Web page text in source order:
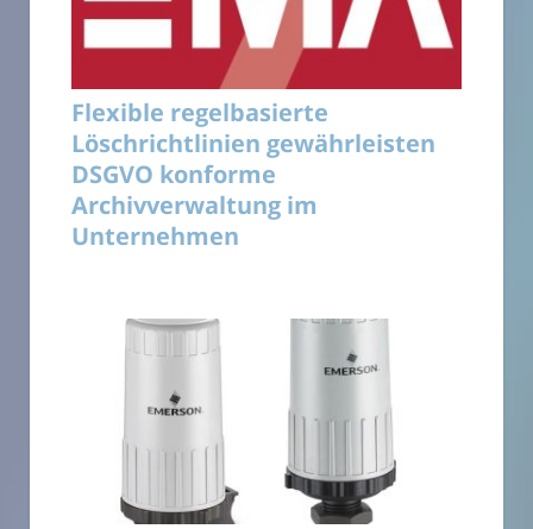
Flexible regelbasierte
Löschrichtlinien gewährleisten
DSGVO konforme
Archivverwaltung im
Unternehmen